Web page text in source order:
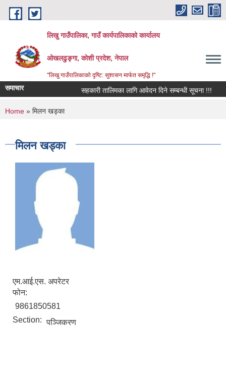
Skip to main content
लिखु गाउँपालिका, गाउँ कार्यपालिकाको कार्यालय
ओखलढुङ्गा, कोशी प्रदेश, नेपाल
"लिखु गाउँपालिकाको दृष्टि: सुशासन मार्फत समृद्धि !"
समाचार सहकारी तालिमका लागि आवेदन दिने सम्बन्धी सूचना !!!
You are here
Home » मिलन खड्का
मिलन खड्का
एम.आई.एस. अपरेटर
फोन:
9861850581
Section: पञ्जिकरण